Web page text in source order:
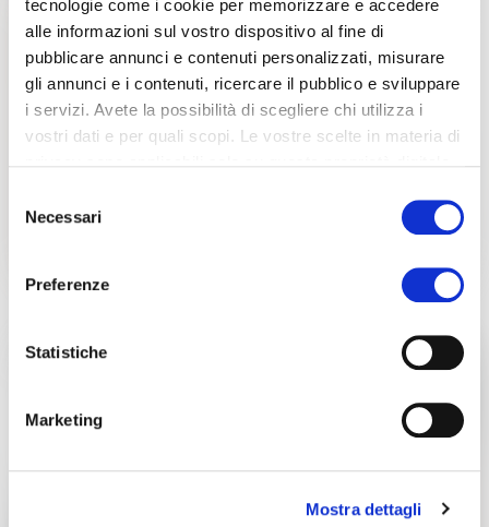
tecnologie come i cookie per memorizzare e accedere
alle informazioni sul vostro dispositivo al fine di
pubblicare annunci e contenuti personalizzati, misurare
gli annunci e i contenuti, ricercare il pubblico e sviluppare
i servizi. Avete la possibilità di scegliere chi utilizza i
vostri dati e per quali scopi. Le vostre scelte in materia di
modificare o revocare il proprio consenso in qualsiasi
momento dalla Dichiarazione sui cookie o facendo clic
raccogliere informazioni sulla tua posizione
geografica, con un'approssimazione di qualche
Identificare il tuo dispositivo, scansionandolo
Approfondisci come vengono elaborati i tuoi dati personali
delNecessari
Preferenze
Statistiche
Marketing
Mostra dettagli